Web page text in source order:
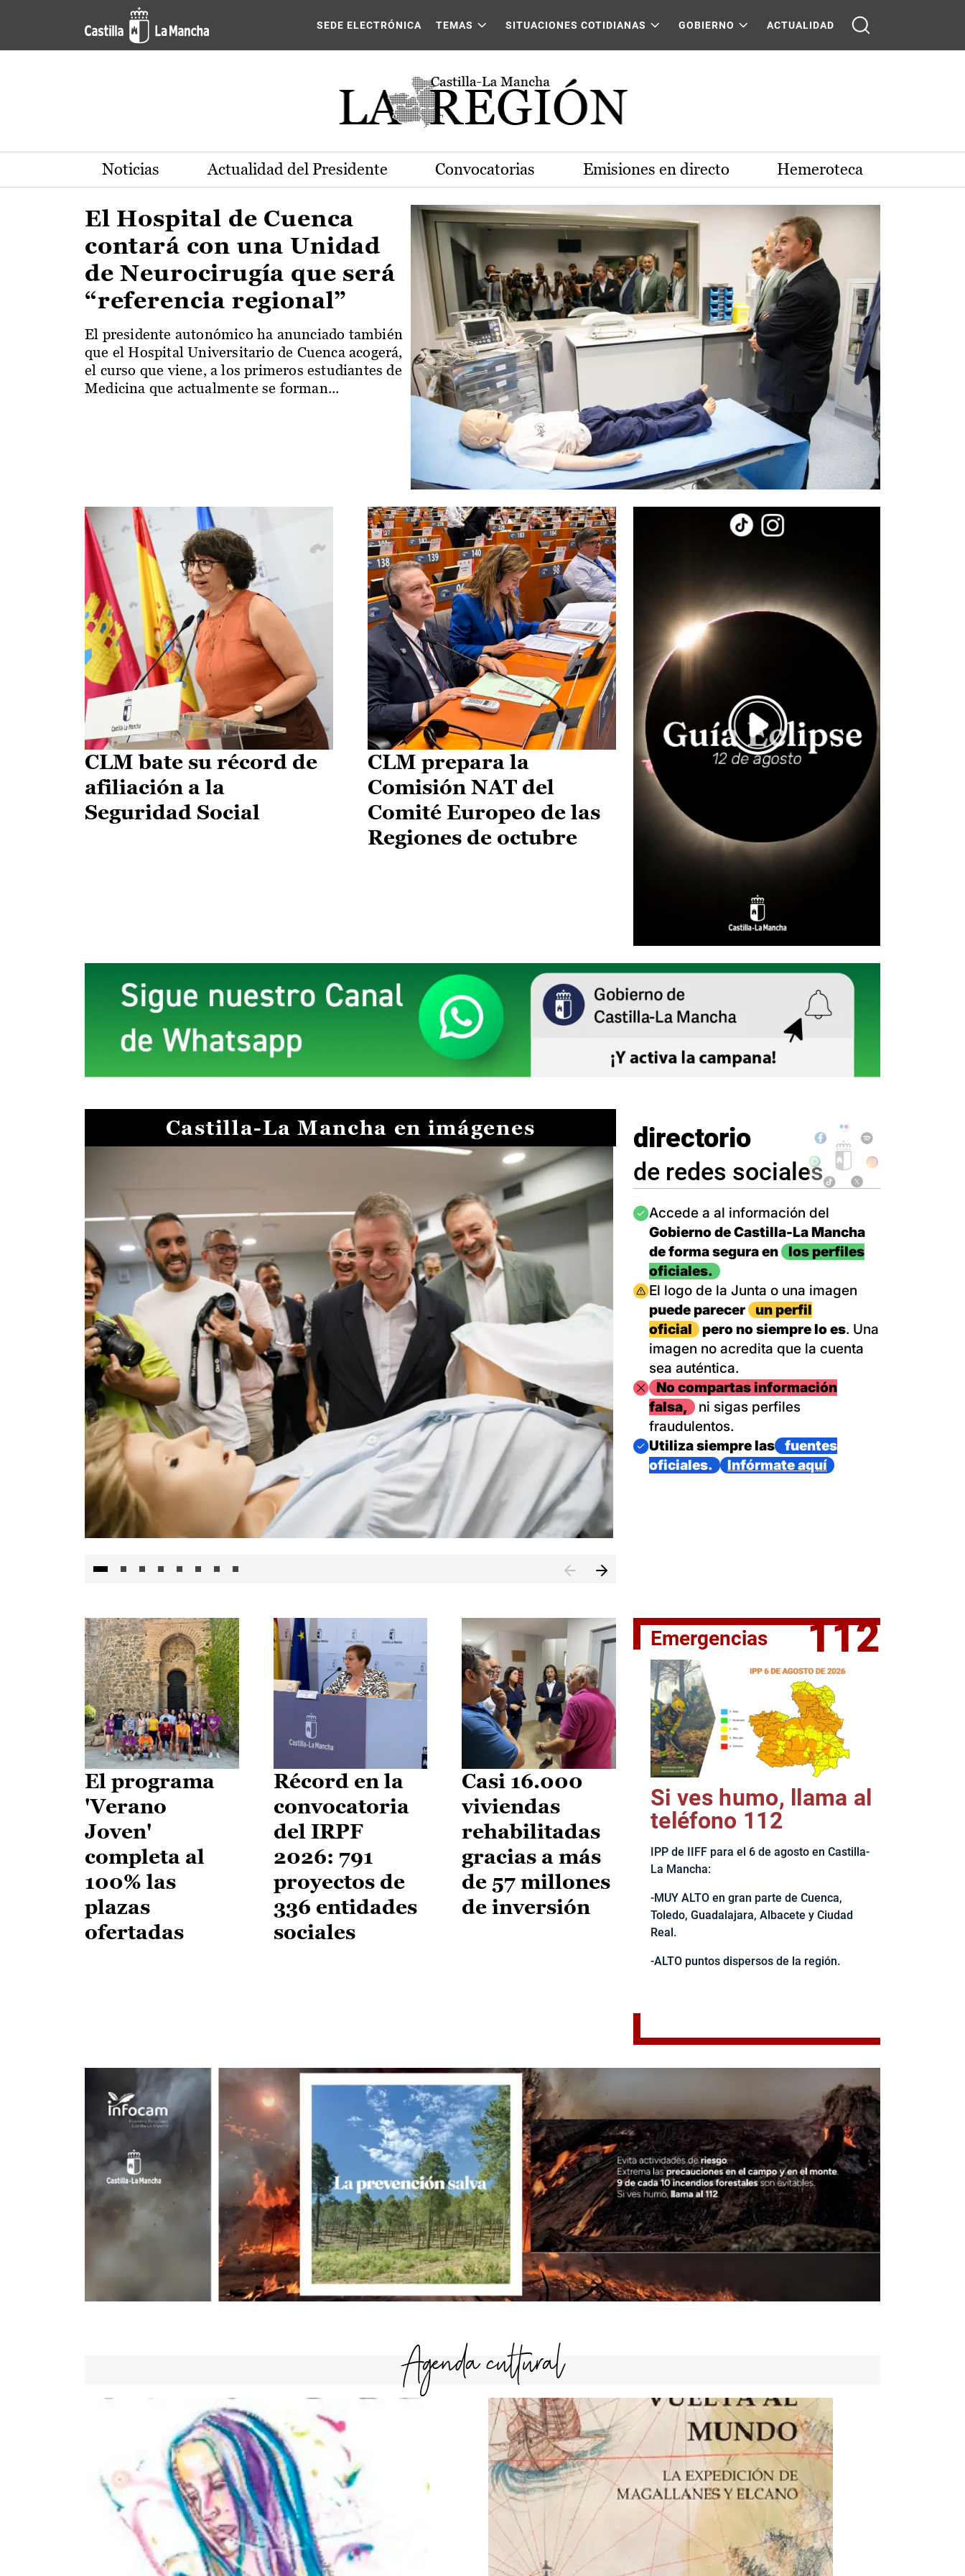
Pasar al contenido principal
Actualidad de la región de Castilla-La Mancha
SEDE ELECTRÓNICA TEMAS SITUACIONES COTIDIANAS GOBIERNO ACTUALIDAD
Noticias Actualidad del Presidente Convocatorias Emisiones en directo Hemeroteca
El Hospital de Cuenca
contará con una Unidad
de Neurocirugía que será
“referencia regional”
El presidente autonómico ha anunciado también
que el Hospital Universitario de Cuenca acogerá,
el curso que viene, a los primeros estudiantes de
Medicina que actualmente se forman...
CLM bate su récord de
afiliación a la
Seguridad Social
CLM prepara la
Comisión NAT del
Comité Europeo de las
Regiones de octubre
Castilla-La Mancha en imágenes
El jefe del Ejecutivo castellanomanchego, Emiliano García-
directorio
de redes sociales
Imagen
Accede a al información del
Gobierno de Castilla-La Mancha
de forma segura en
los perfiles
oficiales.
Imagen
El logo de la Junta o una imagen
puede parecer
un perfil
oficial
pero no siempre lo es. Una
imagen no acredita que la cuenta
sea auténtica.
ImagenNo compartas información
falsa,
ni sigas perfiles
fraudulentos.
Imagen
Utiliza siempre las
fuentes
oficiales.
Infórmate aquí
El programa
'Verano
Joven'
completa al
100% las
plazas
ofertadas
Récord en la
convocatoria
del IRPF
2026: 791
proyectos de
336 entidades
sociales
Casi 16.000
viviendas
rehabilitadas
gracias a más
de 57 millones
de inversión
Emergencias 112
Si ves humo, llama al
teléfono 112
IPP de IIFF para el 6 de agosto en Castilla-
La Mancha:
-MUY ALTO en gran parte de Cuenca,
Toledo, Guadalajara, Albacete y Ciudad
Real.
-ALTO puntos dispersos de la región.
Agenda cultural